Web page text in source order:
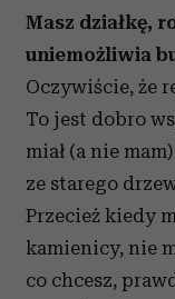
Masz działkę,
uniemożliwia
Oczywiście, że
To jest dobro
miał (a nie
ze starego
Przecież kiedy
kamienicy, nie
co chcesz,